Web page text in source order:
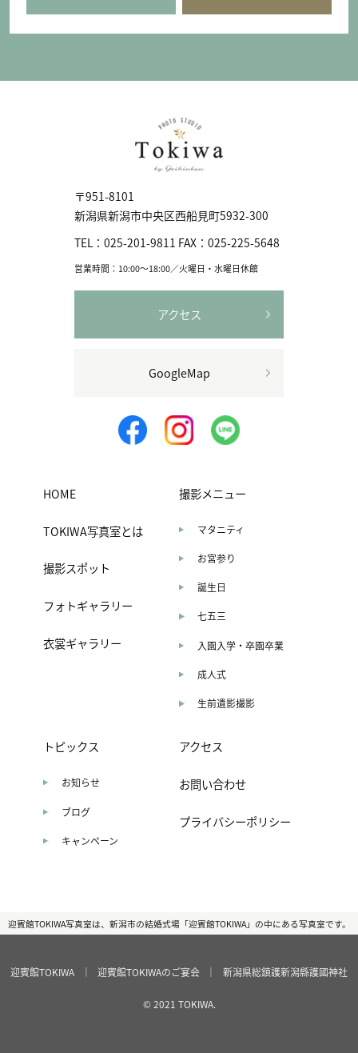
〒951-8101
新潟県新潟市中央区⻄船見町5932-300
TEL： 025-201-9811 FAX： 025-225-5648
営業時間：10:00〜18:00／火曜日・水曜日休館
アクセス
GoogleMap
HOME
TOKIWA写真室とは
撮影スポット
フォトギャラリー
衣裳ギャラリー
撮影メニュー
マタニティ
お宮参り
誕生日
七五三
入園入学・卒園卒業
成人式
生前遺影撮影
トピックス
お知らせ
ブログ
キャンペーン
アクセス
お問い合わせ
プライバシーポリシー
迎賓館TOKIWA写真室は、新潟市の結婚式場「迎賓館TOKIWA」の中にある写真室です。
迎賓館TOKIWA ｜ 迎賓館TOKIWAのご宴会 ｜ 新潟県総鎮護新潟縣護國神社
© 2021 TOKIWA.